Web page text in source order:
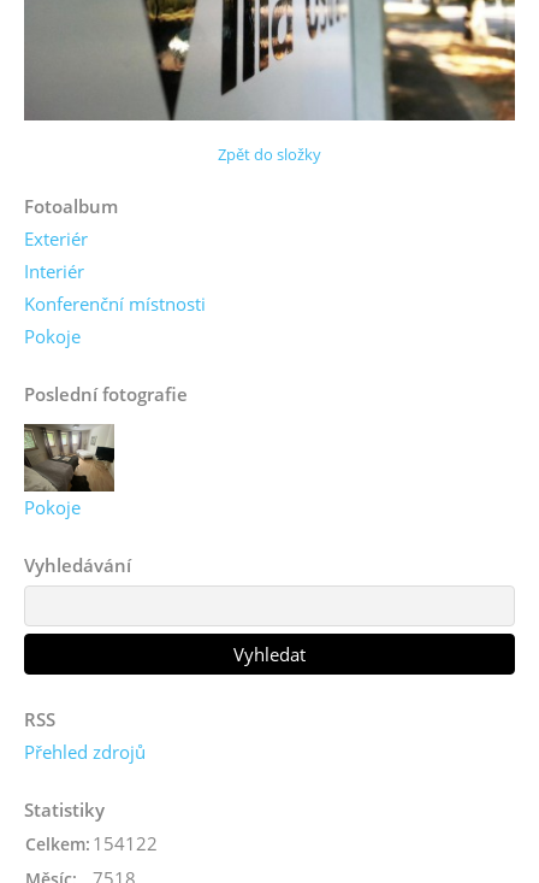
Zpět do složky
Fotoalbum
Exteriér
Interiér
Konferenční místnosti
Pokoje
Poslední fotografie
Pokoje
Vyhledávání
RSS
Přehled zdrojů
Statistiky
Celkem: 154122
7518